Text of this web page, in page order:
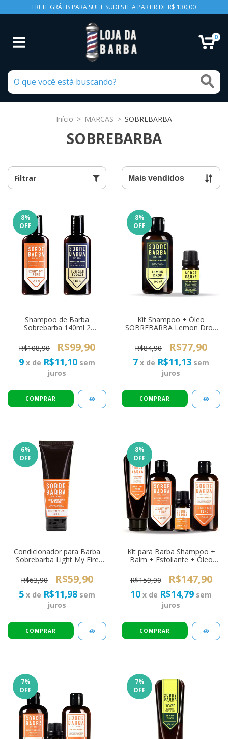
FRETE GRÁTIS PARA SUL E SUDESTE A PARTIR DE R$ 130,00
0
Início > MARCAS > SOBREBARBA
SOBREBARBA
Filtrar
8%
OFF
Shampoo de Barba
Sobrebarba 140ml 2
Jungle Boogie
R$108,90 R$99,90
9 x de R$11,10 sem
juros
8%
OFF
Kit Shampoo + Óleo
SOBREBARBA Lemon Drop
R$84,90
R$77,90
7 x de R$11,13 sem
juros
6%
OFF
Condicionador para Barba
Sobrebarba Light My Fire
R$63,90
R$59,90
5 x de R$11,98 sem
juros
8%
OFF
Kit para Barba Shampoo +
Balm + Esfoliante + Óleo
R$159,90
R$147,90
10 x de R$14,79 sem
juros
7%
OFF
7%
OFF